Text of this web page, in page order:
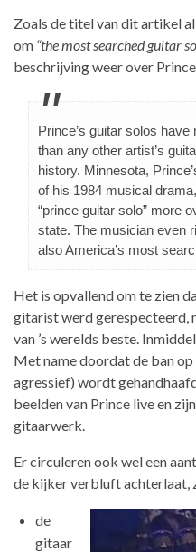
Zoals de titel van dit artikel
om “the most searched guitar
beschrijving weer over
Prince’s guitar solos
than any other artist’s
history. Minnesota,
of his 1984 musical
“prince guitar solo” more
state. The musician even
also America’s most
Het is opvallend om te zien
gitarist werd gerespecteerd,
van ’s werelds beste.
Met name doordat de ban op
agressief) wordt
beelden van Prince live en
gitaarwerk.
Er circuleren ook wel een
de kijker verbluft achterlaat,
de
gitaar